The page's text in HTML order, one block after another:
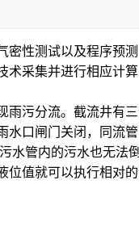
性测试以及程序预
采集并进行相应计
污分流。截流井有
口闸门关闭，同流
水管内的污水也无法
值就可以执行相对的